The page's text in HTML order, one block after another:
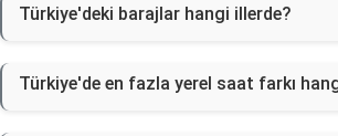
Türkiye'deki barajlar hangi illerde?
Türkiye'de en fazla yerel saat farkı